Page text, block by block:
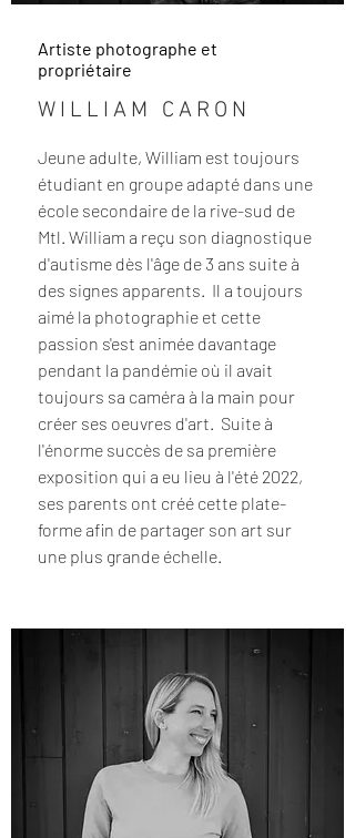
Artiste photographe et
propriétaire
WILLIAM CARON
Jeune adulte, William est toujours
étudiant en groupe adapté dans une
école secondaire de la rive-sud de
Mtl. William a reçu son diagnostique
d'autisme dès l'âge de 3 ans suite à
des signes apparents. Il a toujours
aimé la photographie et cette
passion s'est animée davantage
pendant la pandémie où il avait
toujours sa caméra à la main pour
créer ses oeuvres d'art. Suite à
l'énorme succès de sa première
exposition qui a eu lieu à l'été 2022,
ses parents ont créé cette plate-
forme afin de partager son art sur
une plus grande échelle.